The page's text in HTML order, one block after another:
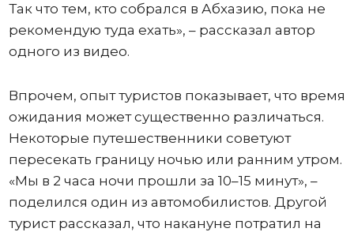
Так что тем, кто собрался в Абхазию, пока не
рекомендую туда ехать», – рассказал автор
одного из видео.
Впрочем, опыт туристов показывает, что время
ожидания может существенно различаться.
Некоторые путешественники советуют
пересекать границу ночью или ранним утром.
«Мы в 2 часа ночи прошли за 10–15 минут», –
поделился один из автомобилистов. Другой
турист рассказал, что накануне потратил на